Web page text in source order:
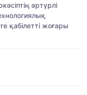
әртүрлі
қабілетті жоғары